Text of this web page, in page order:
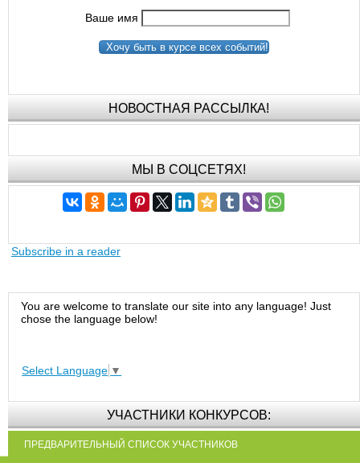
Ваше имя
Хочу быть в курсе всех событий!
НОВОСТНАЯ РАССЫЛКА!
МЫ В СОЦСЕТЯХ!
Subscribe in a reader
You are welcome to translate our site into any language! Just
chose the language below!
Select Language ▼
УЧАСТНИКИ КОНКУРСОВ:
ПРЕДВАРИТЕЛЬНЫЙ СПИСОК УЧАСТНИКОВ